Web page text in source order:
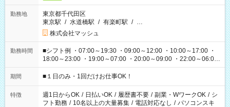
勤務地
東京都千代田区
東京駅 / 水道橋駅 / 有楽町駅 / …
株式会社マッシュ
勤務時間
■シフト例 ・07:00～19:30 ・09:00～12:00 ・10:00～17:00 ・
18:00～23:00 ・19:00～07:00 ・20:00～09:00 ・22:00～06:00
etc ★最短で3時間で5,120円のお仕事から 15時間で2万円近く稼
げるお仕事も！ ご希望のお時間に合わせてご紹介！ ※シフトは
ください！
期間 ■１日のみ・1回だけお仕事OK！
特徴 週1日からOK / 日払いOK / 履歴書不要 / 副業・WワークOK / シ
フト勤務 / 10名以上の大量募集 / 電話対応なし / パソコンスキ